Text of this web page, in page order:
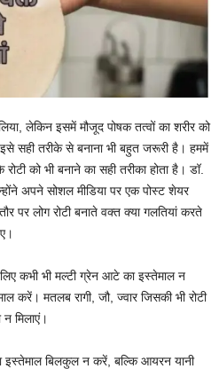
लेकिन इसमें मौजूद पोषक तत्वों का शरीर को
सही तरीके से बनाना भी बहुत जरूरी है। हममें
को भी बनाने का सही तरीका होता है। डॉ.
अपने सोशल मीडिया पर एक पोस्ट शेयर
पर लोग रोटी बनाते वक्त क्या गलतियां करते
कभी भी मल्टी ग्रेन आटे का इस्तेमाल न
करें। मतलब रागी, जौ, ज्वार जिसकी भी रोटी
मिलाएं।
इस्तेमाल बिलकुल न करें, बल्कि आयरन यानी